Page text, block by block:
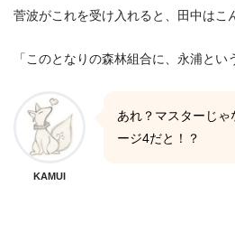
菅波がこれを受け入れると、田中はこ
「このとなりの森林組合に、永浦とい
KAMUI
あれ？マスターじ
ージ4だと！？